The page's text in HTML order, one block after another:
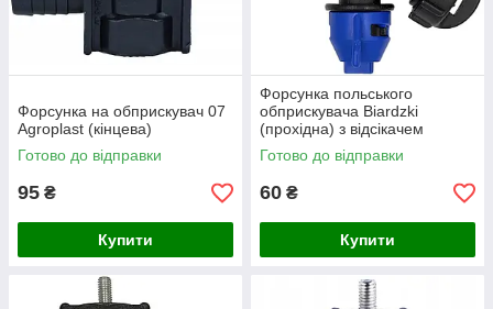
Форсунка на обприскувач 07
Agroplast (кінцева)
Готово до відправки
95 ₴
Купити
Форсунка польського
обприскувача Biardzki
(прохідна) з відсікачем
Готово до відправки
60 ₴
Купити